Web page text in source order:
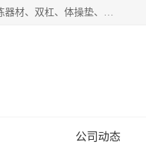
【1分钟前更新】盐山洛龙体育器材销售有限公司批量供应：300米障碍器材、400米障碍器材、部队训练器材、双杠、体操垫、舞蹈把杆等产品。盐山洛龙体育器材销售有限公司经过多年的发展，集研发，生产，销售，售后服务为一体. 奉行“质量，信誉，服务”的宗旨，以开拓创新的精神和真诚守信的态度积极进取。
公司动态